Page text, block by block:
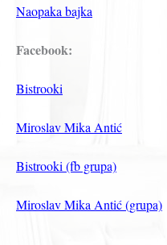
Naopaka bajka
Facebook:
Bistrooki
Miroslav Mika Antić
Bistrooki (fb grupa)
Miroslav Mika Antić (grupa)